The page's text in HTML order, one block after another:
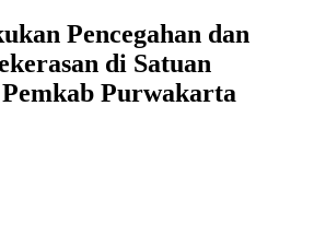
Pencegahan dan
di Satuan
Purwakarta